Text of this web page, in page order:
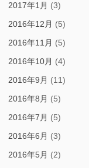
2017年1月 (3)
2016年12月 (5)
2016年11月 (5)
2016年10月 (4)
2016年9月 (11)
2016年8月 (5)
2016年7月 (5)
2016年6月 (3)
2016年5月 (2)